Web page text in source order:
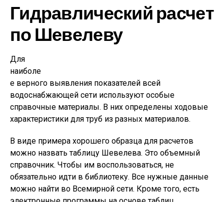
Гидравлический расчет
по Шевелеву
Для
наиболе
е верного выявления показателей всей
водоснабжающей сети используют особые
справочные материалы. В них определены ходовые
характеристики для труб из разных материалов.
В виде примера хорошего образца для расчетов
можно назвать таблицу Шевелева. Это объемный
справочник. Чтобы им воспользоваться, не
обязательно идти в библиотеку. Все нужные данные
можно найти во Всемирной сети. Кроме того, есть